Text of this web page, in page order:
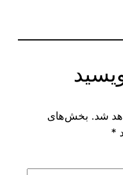
شد. بخش‌های
*